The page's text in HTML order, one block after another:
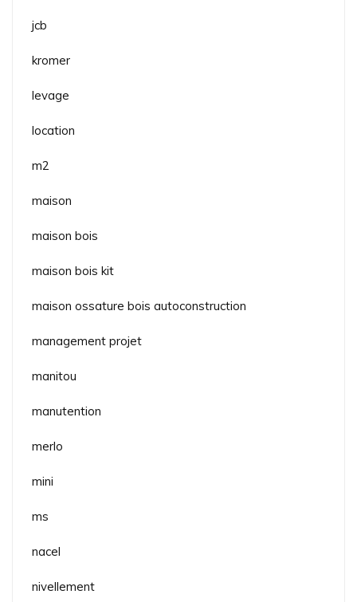
jcb
kromer
levage
location
m2
maison
maison bois
maison bois kit
maison ossature bois autoconstruction
management projet
manitou
manutention
merlo
mini
ms
nacel
nivellement